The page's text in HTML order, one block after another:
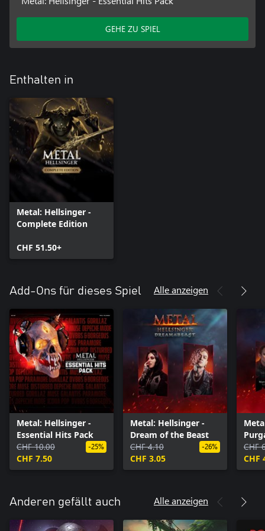
GEHE ZU SPIEL
Enthalten in
Metal: Hellsinger -
Complete Edition
CHF 51.50+
Add-Ons für dieses Spiel Alle anzeigen
Metal: Hellsinger -
Essential Hits Pack
CHF 10.00
CHF 7.50
-25%
Metal: Hellsinger -
Dream of the Beast
CHF 4.10
CHF 3.05
-26%
CHF
CHF
Anderen gefällt auch Alle anzeigen